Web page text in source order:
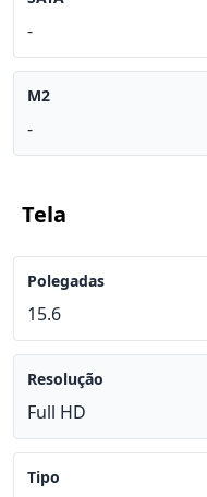
-
M2
-
Tela
Polegadas
15.6
Resolução
Full HD
Tipo